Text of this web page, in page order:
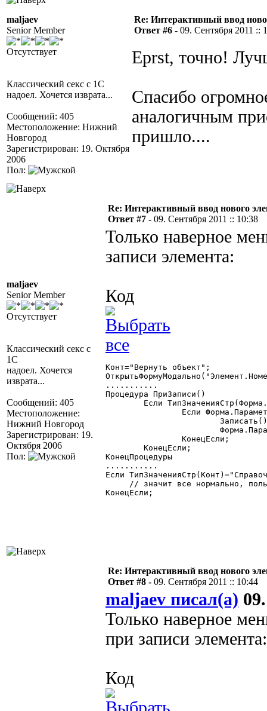
maljaev
Senior Member
Отсутствует
Классический секс с 1С
надоел. Хочется изврата...
Сообщений: 405
Местоположение: Нижний
Новгород
Зарегистрирован: 19. Октября
2006
Пол:
Re: Интерактивный ввод
Ответ #6 - 09. Сентября 2011 ::
Eprst, точно!
Спасибо
аналогичным
пришло....
maljaev
Senior Member
Отсутствует
Классический секс с
1С
надоел. Хочется
изврата...
Сообщений: 405
Местоположение:
Нижний Новгород
Зарегистрирован: 19.
Октября 2006
Пол:
Re: Интерактивный ввод нового
Ответ #7 - 09. Сентября 2011 :: 10:38
Только наверное
записи элемента:
Код
Конт="Вернуть объект";
...........
Процедура ПриЗаписи()
КонецПроцедуры
...........
Если
// значит все нормально,
КонецЕсли;
Re: Интерактивный ввод нового
Ответ #8 - 09. Сентября 2011 :: 10:44
maljaev писал(а)
Только наверное
при записи элемента:
Код